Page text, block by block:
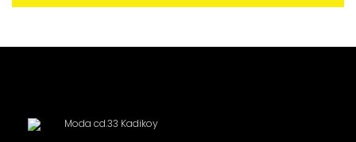
Moda cd.33 Kadikoy